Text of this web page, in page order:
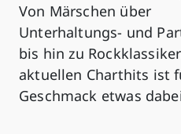
Von Märschen über
Unterhaltungs- und
bis hin zu
aktuellen Charthits ist
Geschmack etwas